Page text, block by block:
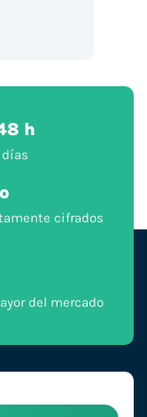
h
cifrados
del mercado